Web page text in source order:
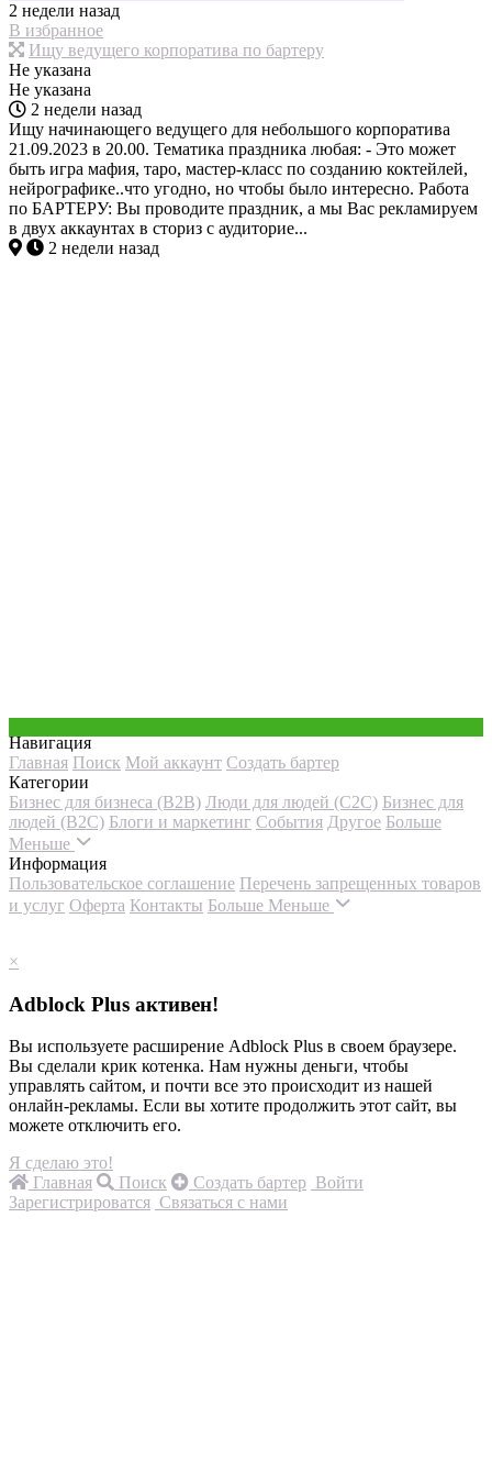
2 недели назад
В избранное
Ищу ведущего корпоратива по бартеру
Не указана
Не указана
2 недели назад
Ищу начинающего ведущего для небольшого корпоратива
21.09.2023 в 20.00. Тематика праздника любая: - Это может
быть игра мафия, таро, мастер-класс по созданию коктейлей,
нейрографике..что угодно, но чтобы было интересно. Работа
по БАРТЕРУ: Вы проводите праздник, а мы Вас рекламируем
в двух аккаунтах в сториз с аудиторие...
2 недели назад
Навигация
Главная Поиск Мой аккаунт Создать бартер
Категории
Бизнес для бизнеса (B2B) Люди для людей (С2С) Бизнес для
людей (B2C) Блоги и маркетинг События Другое Больше
Меньше
Информация
Пользовательское соглашение Перечень запрещенных товаров
и услуг Оферта Контакты Больше Меньше
×
Adblock Plus активен!
Вы используете расширение Adblock Plus в своем браузере.
Вы сделали крик котенка. Нам нужны деньги, чтобы
управлять сайтом, и почти все это происходит из нашей
онлайн-рекламы. Если вы хотите продолжить этот сайт, вы
можете отключить его.
Я сделаю это!
Главная
Поиск Создать бартер Войти
Зарегистрироватся Связаться с нами